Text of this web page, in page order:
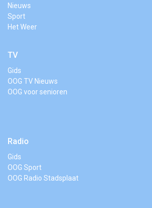
Nieuws
Sport
Het Weer
TV
Gids
OOG TV Nieuws
OOG voor senioren
Radio
Gids
OOG Sport
OOG Radio Stadsplaat